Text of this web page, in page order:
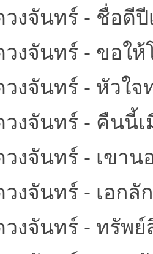
งจันทร์ - ชื่อดีปี
งจันทร์ - ขอให้
วงจันทร์ - หัวใ
งจันทร์ - คืนนี้
งจันทร์ - เขา
งจันทร์ - เอก
งจันทร์ - ทรัพ